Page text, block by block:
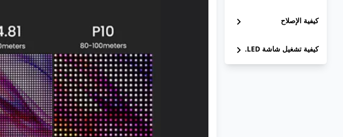
كيفية الإصلاح chevron_right
كيفية تشغيل شاشة LED. chevron_right